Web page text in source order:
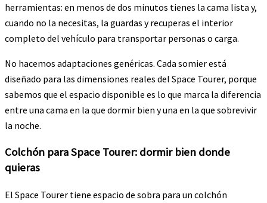
herramientas: en menos de dos minutos tienes la cama lista y,
cuando no la necesitas, la guardas y recuperas el interior
completo del vehículo para transportar personas o carga.
No hacemos adaptaciones genéricas. Cada somier está
diseñado para las dimensiones reales del Space Tourer, porque
sabemos que el espacio disponible es lo que marca la diferencia
entre una cama en la que dormir bien y una en la que sobrevivir
la noche.
Colchón para Space Tourer: dormir bien donde
quieras
El Space Tourer tiene espacio de sobra para un colchón